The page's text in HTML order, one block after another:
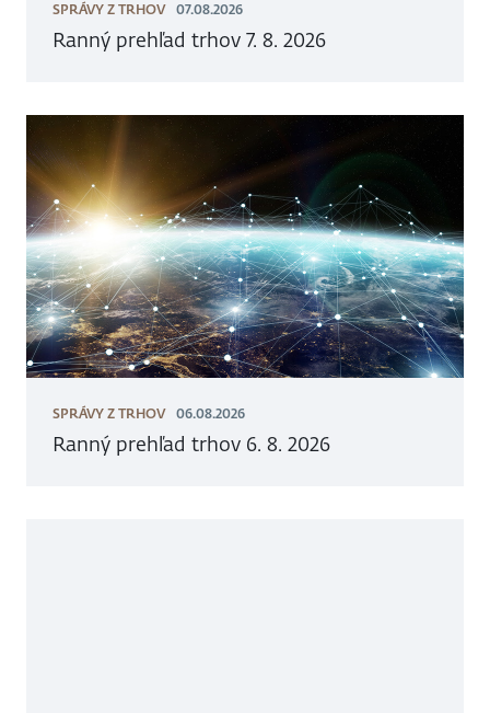
SPRÁVY Z TRHOV 07.08.2026
Ranný prehľad trhov 7. 8. 2026
SPRÁVY Z TRHOV 06.08.2026
Ranný prehľad trhov 6. 8. 2026